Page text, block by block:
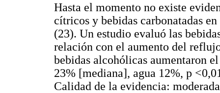
Hasta el momento no existe
cítricos y bebidas carbonatadas
(23). Un estudio evaluó las
relación con el aumento del
bebidas alcohólicas aumentaron
23% [mediana], agua 12%, p
Calidad de la evidencia: